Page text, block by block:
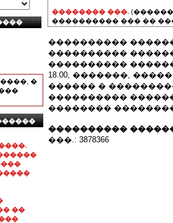
�
��
�������� ���.
���������� ��� ��
����������
����������
����������
18.00, �������,
������ �
����������
��������
����������
���.: 3878366